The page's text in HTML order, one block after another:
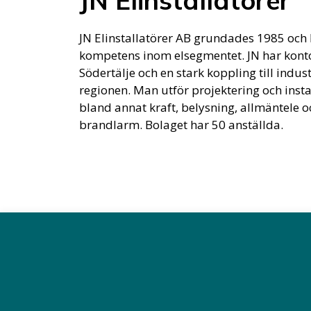
JN Elinstallatörer AB grundades 1985 och
kompetens inom elsegmentet. JN har
Södertälje och en stark koppling till
regionen. Man utför projektering och
bland annat kraft, belysning, allmäntele
brandlarm. Bolaget har 50 anställda.